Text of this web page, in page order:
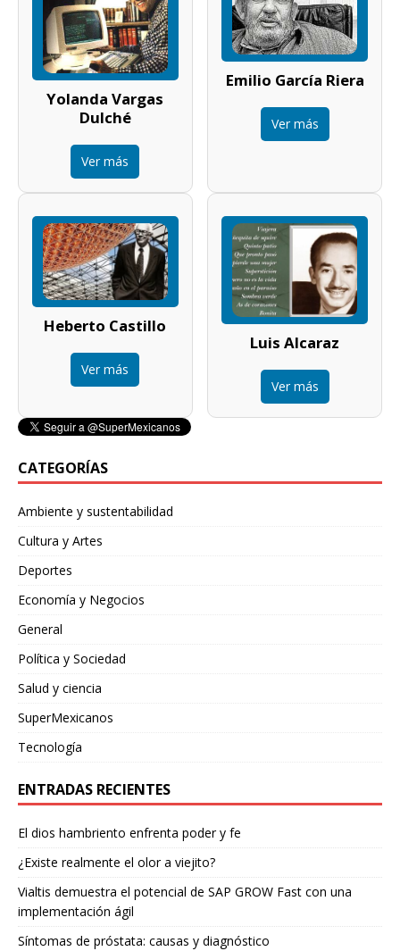
Yolanda Vargas
Dulché
Ver más
Emilio García Riera
Ver más
Heberto Castillo
Ver más
Luis Alcaraz
Ver más
CATEGORÍAS
Ambiente y sustentabilidad
Cultura y Artes
Deportes
Economía y Negocios
General
Política y Sociedad
Salud y ciencia
SuperMexicanos
Tecnología
ENTRADAS RECIENTES
El dios hambriento enfrenta poder y fe
¿Existe realmente el olor a viejito?
Vialtis demuestra el potencial de SAP GROW Fast con una
implementación ágil
Síntomas de próstata: causas y diagnóstico